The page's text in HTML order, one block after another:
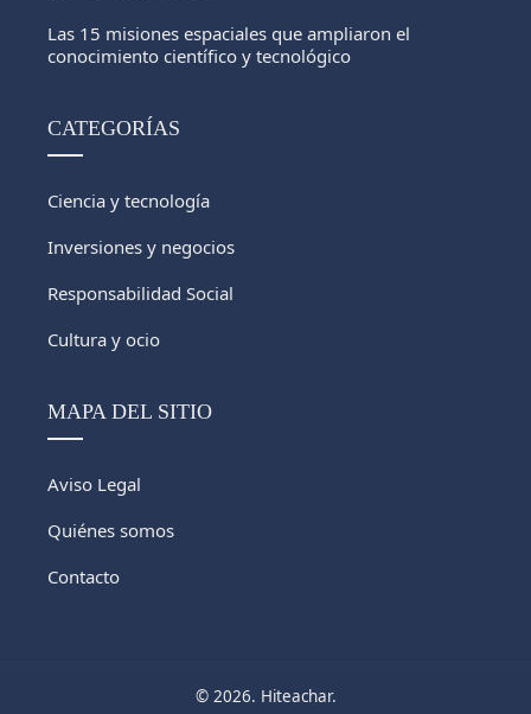
Las 15 misiones espaciales que ampliaron el
conocimiento científico y tecnológico
CATEGORÍAS
Ciencia y tecnología
Inversiones y negocios
Responsabilidad Social
Cultura y ocio
MAPA DEL SITIO
Aviso Legal
Quiénes somos
Contacto
© 2026. Hiteachar.